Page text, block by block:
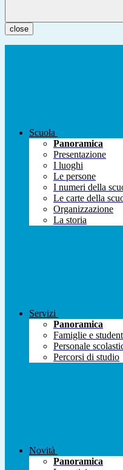
close
Scuola
Panoramica
Presentazione
I luoghi
Le persone
I numeri della
Le carte della
Organizzazione
La storia
Servizi
Panoramica
Famiglie e
Personale
Percorsi di studio
Novità
Panoramica